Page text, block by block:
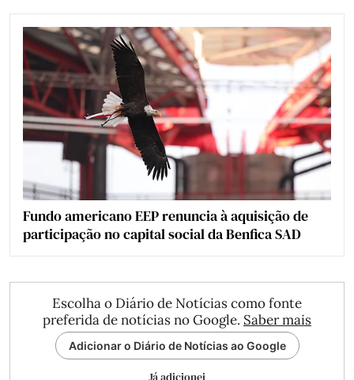
Fundo americano EEP renuncia à aquisição de
participação no capital social da Benfica SAD
Escolha o Diário de Notícias como fonte
preferida de notícias no Google. Saber mais
Adicionar o Diário de Notícias ao Google